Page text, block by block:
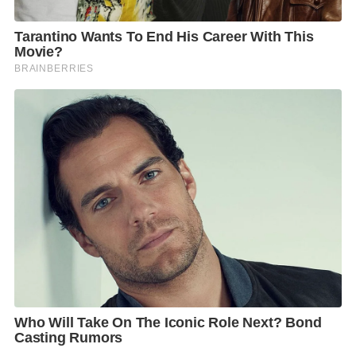
ความเร็ว มีคุณภาพและเข้าใจความต้องการของลูกค้า
‘Customer Centric BRONZE AWARD’ ในงาน Muang
Thai Life Assurance Hospital Awards 2024 ตลอดจน
รางวัลความร่วมมือและการประสานงานทางการแพทย์
ยอดเยี่ยม ‘Allianz Ayudhya Best Collaboration Award
2024 – Group A’ ในงาน Allianz Ayudhya Best
Collaboration Award 2024 ซึ่งเป็นการสร้างความมั่นใจ
แก่ผู้รับบริการทุกท่าน